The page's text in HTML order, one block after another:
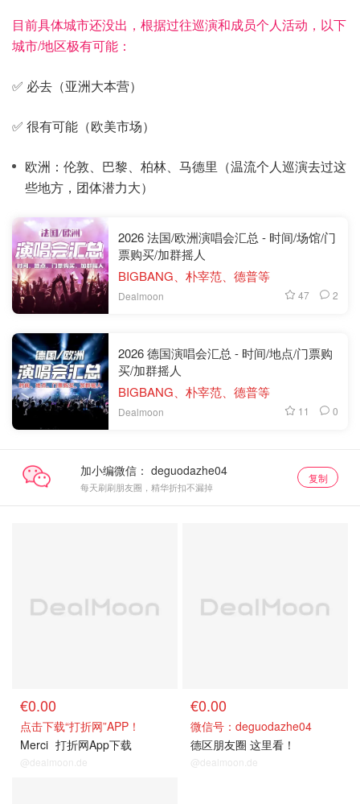
目前具体城市还没出，根据过往巡演和成员个人活动，以下
城市/地区极有可能：
✅ 必去（亚洲大本营）
✅ 很有可能（欧美市场）
欧洲：伦敦、巴黎、柏林、马德里（温流个人巡演去过这
些地方，团体潜力大）
2026 法国/欧洲演唱会汇总 - 时间/场馆/门
票购买/加群摇人
BIGBANG、朴宰范、德普等
Dealmoon 47 2
2026 德国演唱会汇总 - 时间/地点/门票购
买/加群摇人
BIGBANG、朴宰范、德普等
Dealmoon 11 0
加小编微信：
每天刷刷朋友圈，精华折扣不漏掉
复制
€0.00
点击下载“打折网”APP！
Merci 打折网App下载
@dealmoon.de
€0.00
微信号：deguodazhe04
德区朋友圈 这里看！
@dealmoon.de